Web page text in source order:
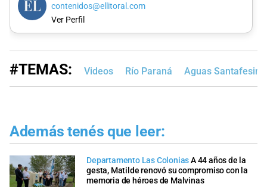
contenidos@ellitoral.com
Ver Perfil
#TEMAS: Videos Río Paraná Aguas
Además tenés que leer:
Departamento Las ColoniasA 44 años de la
gesta, Matilde renovó su compromiso con la
memoria de héroes de Malvinas